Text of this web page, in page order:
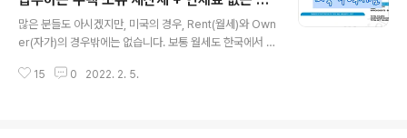
미국의 신용 카드에는 카드 발급 시, 기존에 카드의 원금
(빚)을 새로운 카드에 이체하는 개념이죠. 한국에는 없는 B
alance Transfer라는 개념이기에 Balance Transfer
신청에 너무도 조심스러울 수 ..
부 마감일
많은 분들도 아시겠지만, 미국의 경우, Rent(월세)와 Own
er(자가)의 경우밖에는 없습니다. 보통 월세도 한국에서 생
살 수 있습니다. (2022년 2월 얼바인 지역 기준) Rent H
15 0 2022. 2. 5.